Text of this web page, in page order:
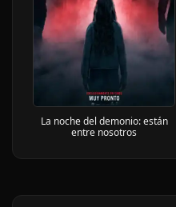
La noche del demonio: están
entre nosotros